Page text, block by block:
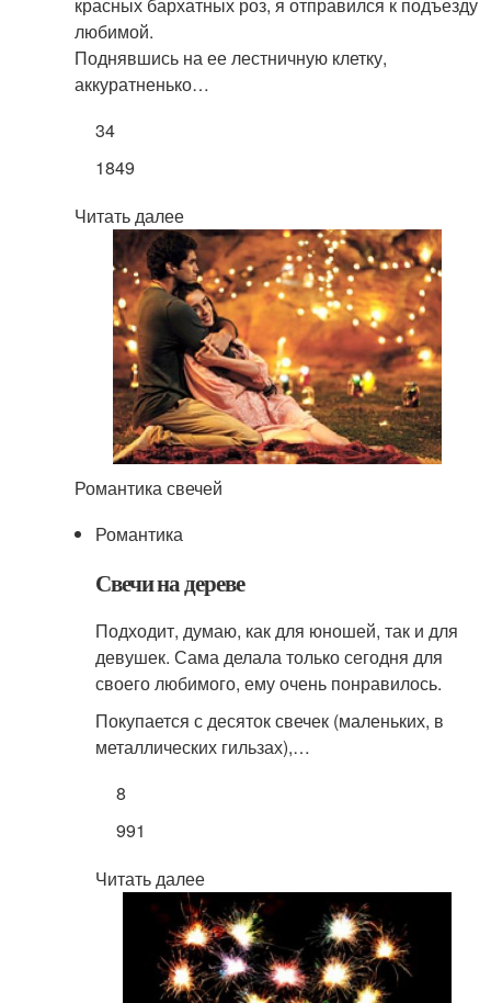
любимой.
Поднявшись на ее лестничную клетку,
аккуратненько…
34
1849
Читать далее
Романтика свечей
Романтика
Свечи на дереве
Подходит, думаю, как для юношей, так и для
девушек. Сама делала только сегодня для
своего любимого, ему очень понравилось.
Покупается с десяток свечек (маленьких, в
металлических гильзах),…
8
991
Читать далее